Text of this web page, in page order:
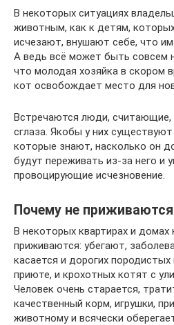
В некоторых ситуациях
животным, как к детям,
исчезают, внушают себе, что
А ведь всё может быть совсем
что молодая хозяйка в скором
кот освобождает место для
Встречаются люди, считающие,
сглаза. Якобы у них
которые знают, насколько он
будут переживать из-за него и
провоцирующие исчезновение.
Почему не
В некоторых квартирах и домах
приживаются: убегают,
касается и дорогих
приюте, и крохотных котят с
Человек очень старается,
качественный корм, игрушки,
животному и всячески